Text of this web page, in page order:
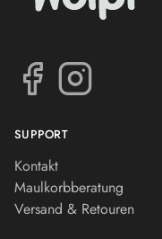
SUPPORT
Kontakt
Maulkorbberatung
Versand & Retouren